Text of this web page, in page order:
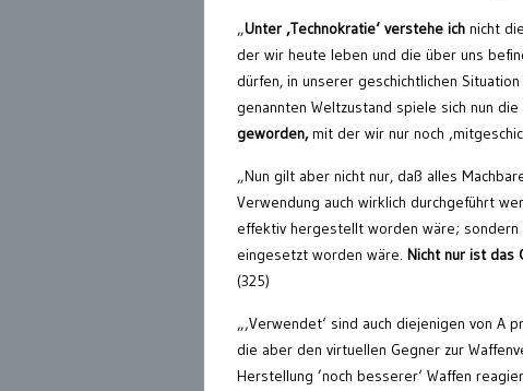
„Unter ‚Technokratie‘ verstehe ich nicht
der wir heute leben und die über uns
dürfen, in unserer geschichtlichen
genannten Weltzustand spiele sich nun die
geworden,mit der wir nur noch
„Nun gilt aber nicht nur, daß alles
Verwendung auch wirklich durchgeführt
effektiv hergestellt worden wäre;
eingesetzt worden wäre. Nicht nur ist das
(325)
„‚Verwendet‘ sind auch diejenigen von A
die aber den virtuellen Gegner zur
Herstellung ’noch besserer‘ Waffen